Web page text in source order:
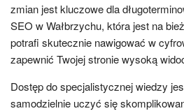
zmian jest kluczowe dla
SEO w Wałbrzychu, która jest na
potrafi skutecznie nawigować w
zapewnić Twojej stronie wysoką
Dostęp do specjalistycznej wiedzy
samodzielnie uczyć się